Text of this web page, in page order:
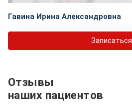
Гавина Ирина Александровна
Записаться
Отзывы
наших пациентов